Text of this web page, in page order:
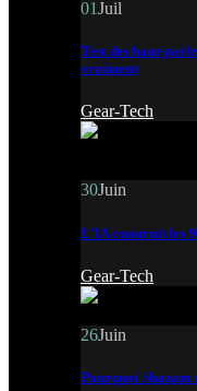
01Juil
Test des haut-
vraiment
Gear-Tech
30Juin
L’IA construit les
Gear-Tech
26Juin
Pourquoi Shazam